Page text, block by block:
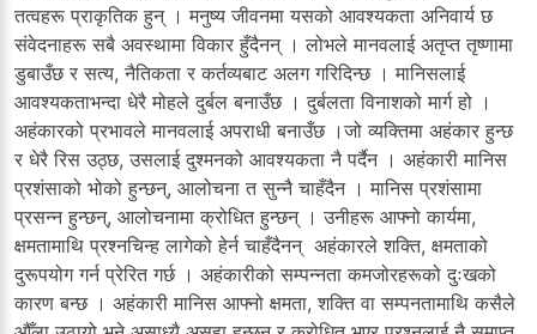
तत्वहरू प्राकृतिक हुन् । मनुष्य जीवनमा यसको आवश्यकता अनिवार्य छ
संवेदनाहरू सबै अवस्थामा विकार हुँदैनन् । लोभले मानवलाई अतृप्त तृष्णामा
डुबाउँछ र सत्य, नैतिकता र कर्तव्यबाट अलग गरिदिन्छ । मानिसलाई
आवश्यकताभन्दा धेरै मोहले दुर्बल बनाउँछ । दुर्बलता विनाशको मार्ग हो ।
अहंकारको प्रभावले मानवलाई अपराधी बनाउँछ ।जो व्यक्तिमा अहंकार हुन्छ
र धेरै रिस उठ्छ, उसलाई दुश्मनको आवश्यकता नै पर्दैन । अहंकारी मानिस
प्रशंसाको भोको हुन्छन्, आलोचना त सुन्नै चाहँदैन । मानिस प्रशंसामा
प्रसन्न हुन्छन्, आलोचनामा क्रोधित हुन्छन् । उनीहरू आफ्नो कार्यमा,
क्षमतामाथि प्रश्नचिन्ह लागेको हेर्न चाहँदैनन् अहंकारले शक्ति, क्षमताको
दुरूपयोग गर्न प्रेरित गर्छ । अहंकारीको सम्पन्नता कमजोरहरूको दुःखको
कारण बन्छ । अहंकारी मानिस आफ्नो क्षमता, शक्ति वा सम्पनतामाथि कसैले